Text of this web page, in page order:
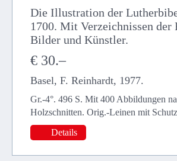
Die Illustration der
1700. Mit Verzeichnissen der
Bilder und Künstler.
€ 30.–
Basel, F. Reinhardt, 1977.
Gr.-4°. 496 S. Mit 400 Abbildungen
Holzschnitten. Orig.-Leinen mit
Details